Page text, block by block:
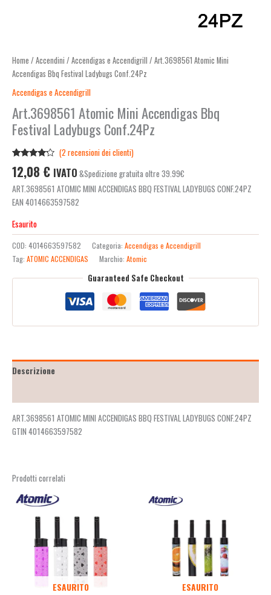
Home / Accendini / Accendigas e Accendigrill / Art.3698561 Atomic Mini
Accendigas Bbq Festival Ladybugs Conf.24Pz
Accendigas e Accendigrill
Art.3698561 Atomic Mini Accendigas Bbq
Festival Ladybugs Conf.24Pz
4.00
su
5 su
base di
(2 recensioni dei clienti)
12,08 € IVATO &Spedizione gratuita oltre 39.99€
ART.3698561 ATOMIC MINI ACCENDIGAS BBQ FESTIVAL LADYBUGS CONF.24PZ
EAN 4014663597582
Esaurito
COD: 4014663597582 Categoria: Accendigas e Accendigrill
Tag: ATOMIC ACCENDIGAS Marchio: Atomic
Guaranteed Safe Checkout
Descrizione
ART.3698561 ATOMIC MINI ACCENDIGAS BBQ FESTIVAL LADYBUGS CONF.24PZ
GTIN 4014663597582
Prodotti correlati
ESAURITO ESAURITO